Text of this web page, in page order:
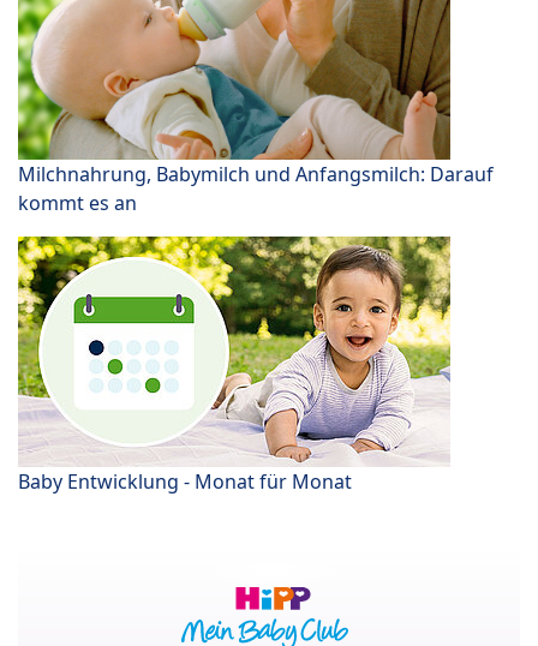
Milchnahrung, Babymilch und Anfangsmilch: Darauf
kommt es an
Baby Entwicklung - Monat für Monat